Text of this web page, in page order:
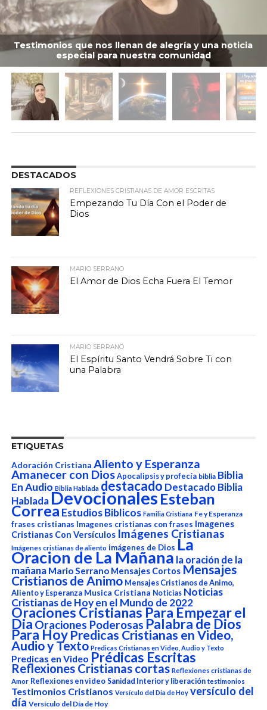
Testimonios que nos llenan de alegría y una noticia
especial para nuestra comunidad
DESTACADOS
REFLEXIONES CRISTIANAS DE AMOR ESCRITAS
Empezando Tu Día Con el Poder de
Dios
MARIO SERRANO
El Amor de Dios Echa Fuera El Temor
MARIO SERRANO
El Espíritu Santo Vendrá Sobre Ti con
una Palabra
ETIQUETAS
Adoración Cristiana Aliento y Esperanza
Amanecer con Dios Apocalipsis y profecía biblia Biblia
En Audio Biblia Hablada destacado Destacado Biblia
HabladaDevocionalesEsteban
Correa Estudios Biblicos Familia Cristiana Fe y Esperanza
frases cristianas Imagenes cristianas con frases Imagenes
Cristianas Con Versículos Imágenes Cristianas
Imágenes cristianas de aliento imágenes de Dios La
Oracion de La Mañana la oración de la
mañana Mario Serrano Mensajes Cortos Mensajes
Cristianos de Animo Mensajes Cristianos de Animo,
Aliento y Esperanza Musica Cristiana Noticias Noticias
Cristianas de Hoy en el Mundo de 2022
Oraciones Cristianas Para Empezar el
Dia Oraciones Poderosas Palabra de Dios
Para Hoy Predicas Cristianas en Video,
Audio y Texto Predicas Cristianas en Video, Audio y Texto
Predicas en Video Prédicas Escritas
Reflexiones Cristianas cortas Reflexiones cristianas de
Amor Reflexiones en video Sanidad Interior y liberación testimonios
Testimonios Cristianos Versículo del Dia de Hoy versículo del
día Versículo del Día de Hoy